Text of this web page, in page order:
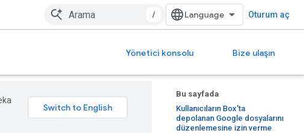
/ Oturum aç
Yönetici konsolu Bize ulaşın
Bu sayfada
Kullanıcıların Box'ta
depolanan Google dosyalarını
düzenlemesine izin verme